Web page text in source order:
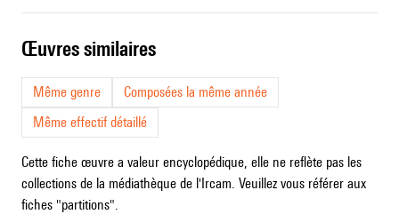
œuvres similaires
Même genre
Composées la même année
Même effectif détaillé
Cette fiche œuvre a valeur encyclopédique, elle ne reflète pas les
collections de la médiathèque de l'Ircam. Veuillez vous référer aux
fiches "partitions".